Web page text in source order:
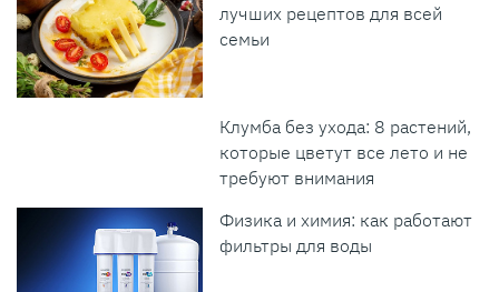
лучших рецептов для всей
семьи
Клумба без ухода: 8 растений,
которые цветут все лето и не
требуют внимания
Физика и химия: как работают
фильтры для воды